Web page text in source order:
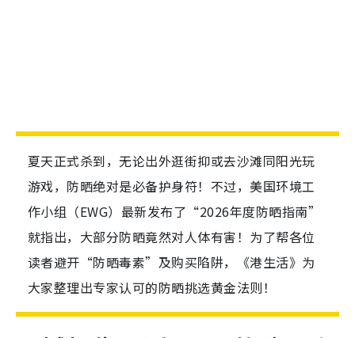
夏天正式杀到，无论出外逛街抑或去沙滩同阳光玩
游戏，防晒绝对是必备护身符！不过，美国环境工
作小组（EWG）最新发布了“2026年度防晒指南”
就指出，大部分防晒竟然对人体有害！为了帮各位
读者避开“防晒毒素”及购买陷阱，《港生活》为
大家整理出专家认可的防晒挑选黄金法则！